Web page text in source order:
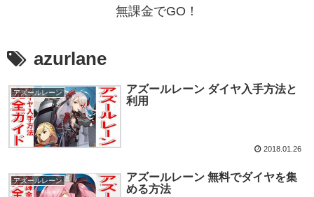
無課金でGO！
azurlane
アズールレーン
アズールレーン ダイヤ入手方法と
利用
2018.01.26
アズールレーン
アズールレーン 無料でダイヤを集
める方法